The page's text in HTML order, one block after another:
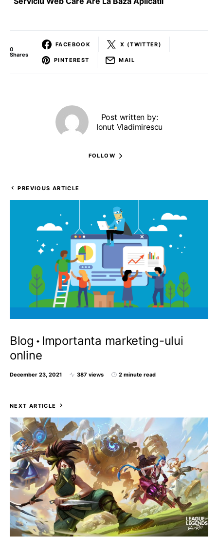
0
Shares
FACEBOOK X (TWITTER)
PINTEREST MAIL
Post written by:
Ionut Vladimirescu
FOLLOW
PREVIOUS ARTICLE
Blog
Importanta marketing-ului
online
December 23, 2021 387 views 2 minute read
NEXT ARTICLE